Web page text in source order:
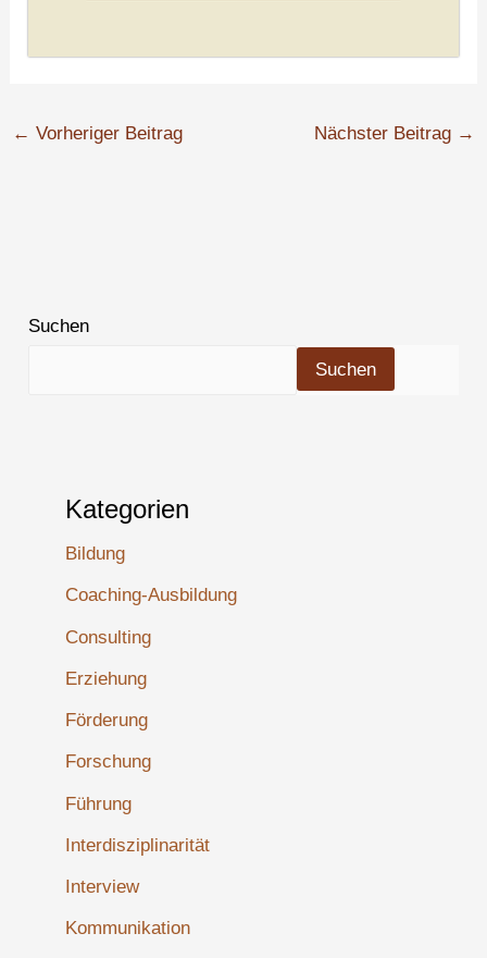
← Vorheriger Beitrag Nächster Beitrag →
Suchen
Suchen
Kategorien
Bildung
Coaching-Ausbildung
Consulting
Erziehung
Förderung
Forschung
Führung
Interdisziplinarität
Interview
Kommunikation